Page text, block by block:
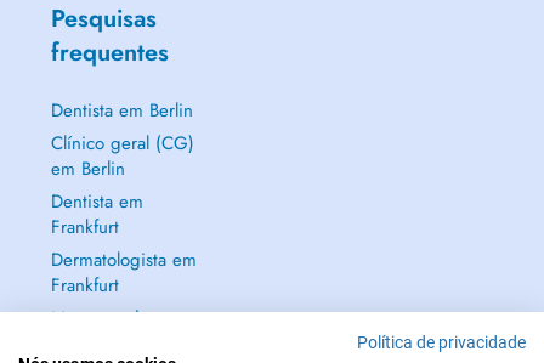
Pesquisas
frequentes
Dentista em Berlin
Clínico geral (CG)
em Berlin
Dentista em
Frankfurt
Dermatologista em
Frankfurt
Mostrar tudo →
Política de privacidade